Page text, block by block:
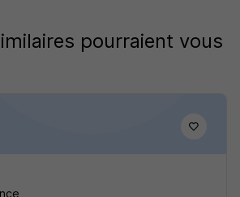
pourraient vous